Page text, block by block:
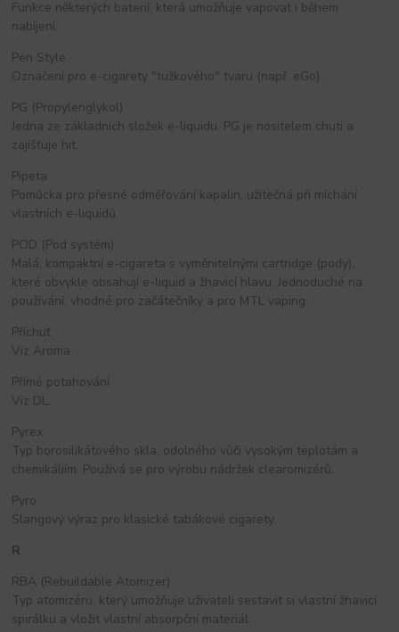
Funkce některých baterií, která umožňuje vapovat i během
nabíjení.
Pen Style
Označení pro e-cigarety "tužkového" tvaru (např. eGo).
PG (Propylenglykol)
Jedna ze základních složek e-liquidu. PG je nositelem chuti a
zajišťuje hit.
Pipeta
Pomůcka pro přesné odměřování kapalin, užitečná při míchání
vlastních e-liquidů.
POD (Pod systém)
Malá, kompaktní e-cigareta s vyměnitelnými cartridge (pody),
které obvykle obsahují e-liquid a žhavicí hlavu. Jednoduché na
používání, vhodné pro začátečníky a pro MTL vaping.
Příchuť
Viz Aroma.
Přímé potahování
Viz DL.
Pyrex
Typ borosilikátového skla, odolného vůči vysokým teplotám a
chemikáliím. Používá se pro výrobu nádržek clearomizérů.
Pyro
Slangový výraz pro klasické tabákové cigarety.
R
RBA (Rebuildable Atomizer)
Typ atomizéru, který umožňuje uživateli sestavit si vlastní žhavicí
spirálku a vložit vlastní absorpční materiál.